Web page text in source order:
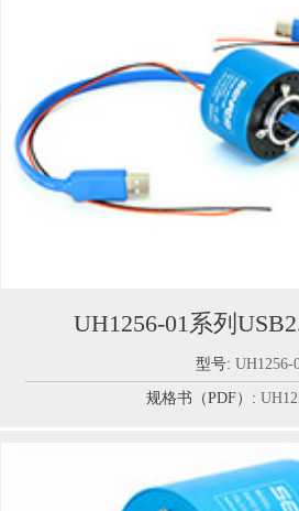
UH1256-01系列
型号:UH1256-
规格书（PDF）: